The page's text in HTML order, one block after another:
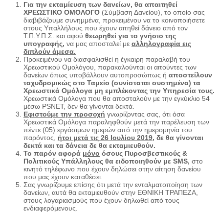
Για την εκταμίευση των δανείων, θα απαιτηθεί
ΧΡΕΩΣΤΙΚΟ ΟΜΟΛΟΓΟ (Σύμβαση Δανείου), το οποίο σας
διαβιβάζουμε συνημμένα, προκειμένου να το κοινοποιήσετε
στους Υπαλλήλους που έχουν αιτηθεί δάνειο από τον
Τ.Π.Υ.Π.Σ. και αφού θεωρηθεί για το γνήσιο της
υπογραφής, να μας αποσταλεί με αλληλογραφία εις
διπλούν άμεσα.
Προκειμένου να διασφαλισθεί η έγκαιρη παραλαβή του
Χρεωστικού Ομολόγου, παρακαλούνται οι αιτούντες των
δανείων όπως υποβάλλουν αυτοπροσώπως ή αποστείλουν
ταχυδρομικώς στο Ταμείο (συνίσταται συστημένα) τα
Χρεωστικά Ομόλογα μη εμπλέκοντας την Υπηρεσία τους.
Χρεωστικά Ομόλογα που θα αποσταλούν με την εγκύκλιο 54
μέσω PSNET, δεν θα γίνονται δεκτά.
Εφιστούμε την προσοχή γνωρίζοντας σας, ότι όσα
Χρεωστικά Ομόλογα παραληφθούν μετά την παρέλευση των
πέντε (05) εργάσιμων ημερών από την ημερομηνία του
παρόντος, ήτοι μετά τις 26 Ιουλίου 2019, δε θα γίνονται
δεκτά και τα δάνεια δε θα εκταμιευθούν.
Το παρόν αφορά μόνο όσους Πυροσβεστικούς &
Πολιτικούς Υπάλληλους θα ειδοποιηθούν με SMS, στο
κινητό τηλέφωνο που έχουν δηλώσει στην αίτηση δανείου
που μας έχουν καταθέσει.
Σας γνωρίζουμε επίσης ότι μετά την ενταλματοποίηση των
δανείων, αυτά θα εκταμιευθούν στην ΕΘΝΙΚΗ ΤΡΑΠΕΖΑ,
στους λογαριασμούς που έχουν δηλωθεί από τους
ενδιαφερόμενους.